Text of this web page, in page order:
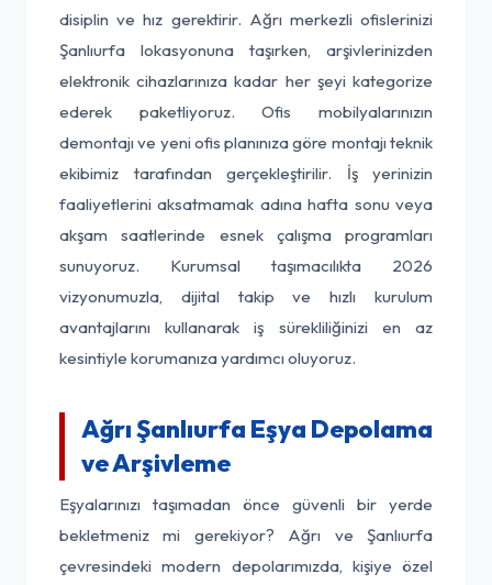
disiplin ve hız gerektirir. Ağrı merkezli ofislerinizi
Şanlıurfa lokasyonuna taşırken, arşivlerinizden
elektronik cihazlarınıza kadar her şeyi kategorize
ederek paketliyoruz. Ofis mobilyalarınızın
demontajı ve yeni ofis planınıza göre montajı teknik
ekibimiz tarafından gerçekleştirilir. İş yerinizin
faaliyetlerini aksatmamak adına hafta sonu veya
akşam saatlerinde esnek çalışma programları
sunuyoruz. Kurumsal taşımacılıkta 2026
vizyonumuzla, dijital takip ve hızlı kurulum
avantajlarını kullanarak iş sürekliliğinizi en az
kesintiyle korumanıza yardımcı oluyoruz.
Ağrı Şanlıurfa Eşya Depolama
ve Arşivleme
Eşyalarınızı taşımadan önce güvenli bir yerde
bekletmeniz mi gerekiyor? Ağrı ve Şanlıurfa
çevresindeki modern depolarımızda, kişiye özel